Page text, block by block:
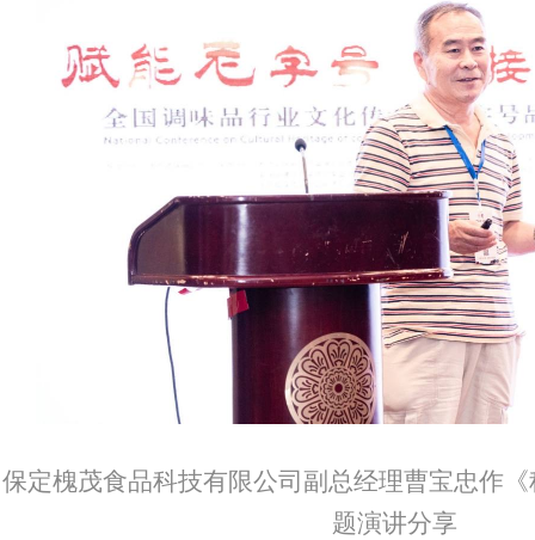
保定槐茂食品科技有限公司副总经理曹宝忠作
题演讲分享